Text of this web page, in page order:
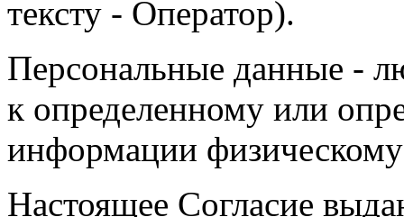
тексту - Оператор).
Персональные данные -
к определенному или
информации
Настоящее Согласие